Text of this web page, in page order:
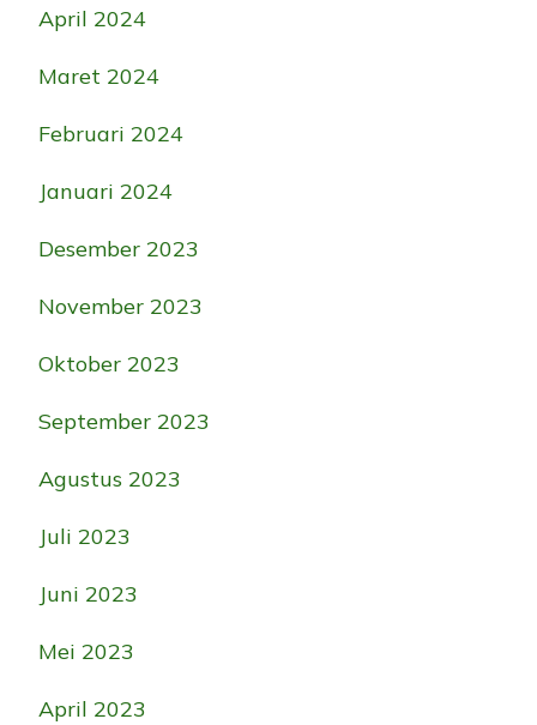
April 2024
Maret 2024
Februari 2024
Januari 2024
Desember 2023
November 2023
Oktober 2023
September 2023
Agustus 2023
Juli 2023
Juni 2023
Mei 2023
April 2023